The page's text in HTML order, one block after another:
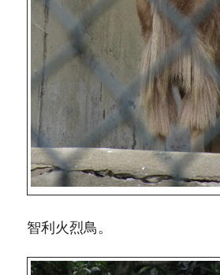
智利火烈鳥。